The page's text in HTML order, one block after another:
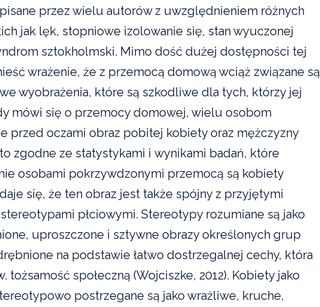
przez wielu autorów z uwzględnieniem różnych
jak lęk, stopniowe izolowanie się, stan wyuczonej
sztokholmski. Mimo dość dużej dostępności tej
wrażenie, że z przemocą domową wciąż związane są
wyobrażenia, które są szkodliwe dla tych, którzy jej
mówi się o przemocy domowej, wielu osobom
przed oczami obraz pobitej kobiety oraz mężczyzny
zgodne ze statystykami i wynikami badań, które
osobami pokrzywdzonymi przemocą są kobiety
się, że ten obraz jest także spójny z przyjętymi
płciowymi. Stereotypy rozumiane są jako
uproszczone i sztywne obrazy określonych grup
na podstawie łatwo dostrzegalnej cechy, która
tożsamość społeczną (Wojciszke, 2012). Kobiety jako
postrzegane są jako wrażliwe, kruche,